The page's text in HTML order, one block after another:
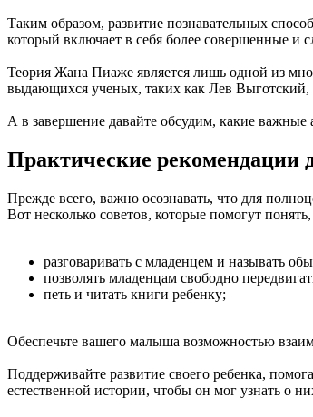
Таким образом, развитие познавательных
который включает в себя более совершенные
Теория Жана Пиаже является лишь одной из
выдающихся ученых, таких как Лев
А в завершение давайте обсудим, какие важные
Практические рекомендации
Прежде всего, важно осознавать, что для
Вот несколько советов, которые помогут понять,
разговаривать с младенцем и называть
позволять младенцам свободно
петь и читать книги ребенку;
Обеспечьте вашего малыша возможностью
Поддерживайте развитие своего ребенка,
естественной истории, чтобы он мог узнать о